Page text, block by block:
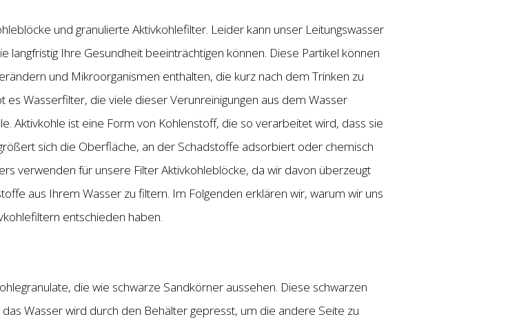
und granulierte Aktivkohlefilter. Leider kann unser Leitungswasser
langfristig Ihre Gesundheit beeinträchtigen können. Diese Partikel können
und Mikroorganismen enthalten, die kurz nach dem Trinken zu
es Wasserfilter, die viele dieser Verunreinigungen aus dem Wasser
Aktivkohle ist eine Form von Kohlenstoff, die so verarbeitet wird, dass sie
sich die Oberfläche, an der Schadstoffe adsorbiert oder chemisch
verwenden für unsere Filter Aktivkohleblöcke, da wir davon überzeugt
aus Ihrem Wasser zu filtern. Im Folgenden erklären wir, warum wir uns
entschieden haben.
die wie schwarze Sandkörner aussehen. Diese schwarzen
Wasser wird durch den Behälter gepresst, um die andere Seite zu